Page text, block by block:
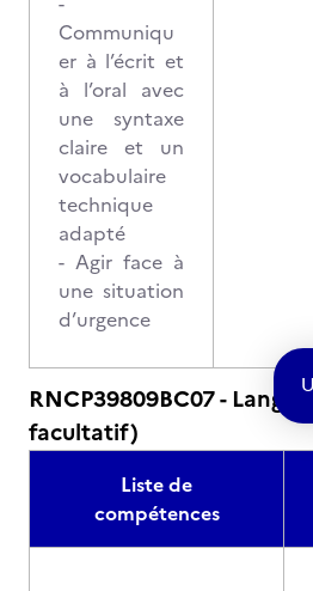
Communiqu
er à l’écrit et
à l’oral avec
une syntaxe
claire et un
vocabulaire
technique
adapté
- Agir face à
une situation
d’urgence
RNCP39809BC07 -
facultatif)
Liste de
compétences